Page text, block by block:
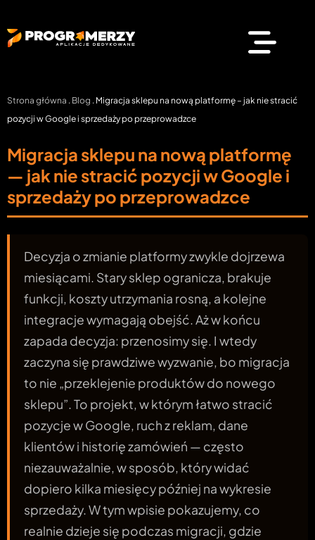
Strona główna . Blog . Migracja sklepu na nową platformę – jak nie stracić
pozycji w Google i sprzedaży po przeprowadzce
Migracja sklepu na nową platformę
— jak nie stracić pozycji w Google i
sprzedaży po przeprowadzce
Decyzja o zmianie platformy zwykle dojrzewa
miesiącami. Stary sklep ogranicza, brakuje
funkcji, koszty utrzymania rosną, a kolejne
integracje wymagają obejść. Aż w końcu
zapada decyzja: przenosimy się. I wtedy
zaczyna się prawdziwe wyzwanie, bo migracja
to nie „przeklejenie produktów do nowego
sklepu”. To projekt, w którym łatwo stracić
pozycje w Google, ruch z reklam, dane
klientów i historię zamówień — często
niezauważalnie, w sposób, który widać
dopiero kilka miesięcy później na wykresie
sprzedaży. W tym wpisie pokazujemy, co
realnie dzieje się podczas migracji, gdzie